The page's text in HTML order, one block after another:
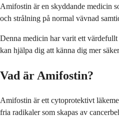
Amifostin är en skyddande medicin
och strålning på normal vävnad
Denna medicin har varit ett
kan hjälpa dig att känna dig mer
Vad är Amifostin?
Amifostin är ett cytoprotektivt
fria radikaler som skapas av